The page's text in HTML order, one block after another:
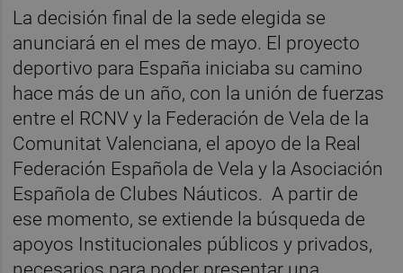
La decisión final de la sede elegida se
anunciará en el mes de mayo. El proyecto
deportivo para España iniciaba su camino
hace más de un año, con la unión de fuerzas
entre el RCNV y la Federación de Vela de la
Comunitat Valenciana, el apoyo de la Real
Federación Española de Vela y la Asociación
Española de Clubes Náuticos. A partir de
ese momento, se extiende la búsqueda de
apoyos Institucionales públicos y privados,